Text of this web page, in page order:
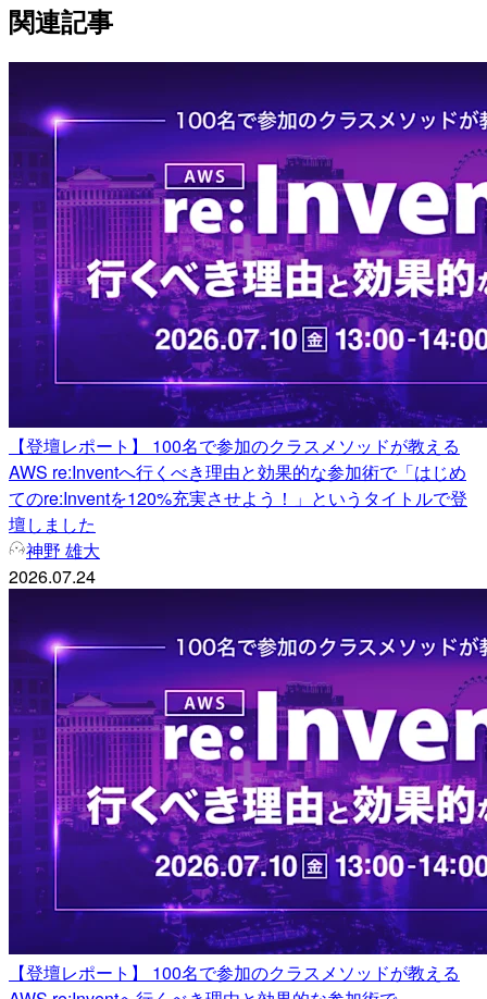
関連記事
【登壇レポート】 100名で参加のクラスメソッドが教える
AWS re:Inventへ行くべき理由と効果的な参加術で「はじめ
てのre:Inventを120%充実させよう！」というタイトルで登
壇しました
神野 雄大
2026.07.24
【登壇レポート】 100名で参加のクラスメソッドが教える